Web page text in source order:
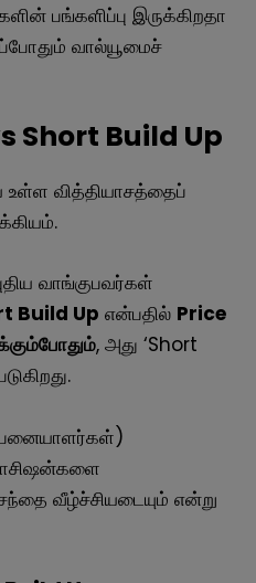
பங்களிப்பு இருக்கிறதா
வால்யூமைச்
Short Build Up
வித்தியாசத்தைப்
வாங்குபவர்கள்
Build Up என்பதில் Price
, அது ‘Short
வீழ்ச்சியடையும் என்று